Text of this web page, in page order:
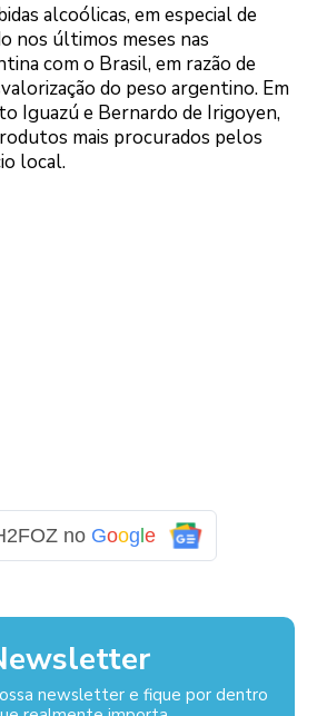
alcoólicas, em especial de
nos últimos meses nas
com o Brasil, em razão de
do peso argentino. Em
Iguazú e Bernardo de Irigoyen,
mais procurados pelos
local.
no Google
newsletter e fique por dentro